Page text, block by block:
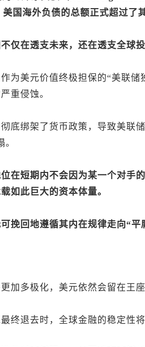
美国海外负债的总额正式超过了
仅在透支未来，还在透支全球
为美元价值终极担保的“美联
重侵蚀。
底绑架了货币政策，导致美联
在短期内不会因为某一个对手
如此巨大的资本体量。
挽回地遵循其内在规律走向“平
加多极化，美元依然会留在王
终退去时，全球金融的稳定性